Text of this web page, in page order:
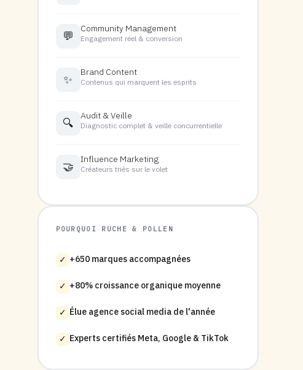
💬
Community Management
Engagement réel & conversion
✨
Brand Content
Contenus qui marquent les esprits
🔍
Audit & Veille
Diagnostic complet & veille concurrentielle
🤝
Influence Marketing
Créateurs triés sur le volet
POURQUOI RUCHE & POLLEN
✓ +650 marques accompagnées
✓ +80% croissance organique moyenne
✓ Élue agence social media de l'année
✓ Experts certifiés Meta, Google & TikTok